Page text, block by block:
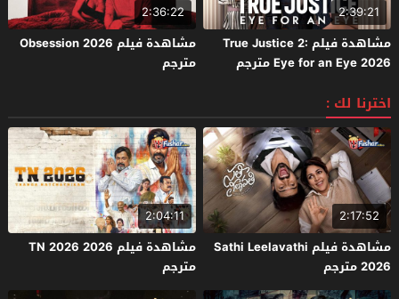
2:39:21
مشاهدة فيلم True Justice 2:
Eye for an Eye 2026 مترجم
2:36:22
مشاهدة فيلم Obsession 2026
مترجم
اخترنا لك :
2:17:52
مشاهدة فيلم Sathi Leelavathi
2026 مترجم
2:04:11
مشاهدة فيلم TN 2026 2026
مترجم